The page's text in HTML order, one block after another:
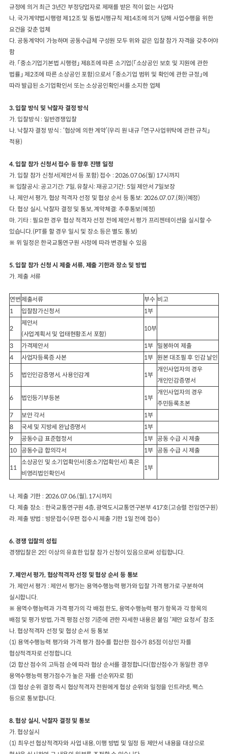
규정에 의거 최근 3년간 부정당업자로 제재를 받은 적이 없는 사업자
나.국가계약법시행령 제12조 및 동법시행규칙 제14조에 의거 당해 사업수행을 위한
요건을 갖춘 업체
다.공동계약이 가능하며 공동수급체 구성원 모두 위와 같은 입찰 참가 자격을 갖추어야
함
라. 「중소기업기본법 시행령 」제8조에 따른 소기업(「소상공인 보호 및 지원에 관한
법률」제2조에 따른 소상공인 포함)으로서 「중소기업 범위 및 확인에 관한 규정 」에
따라 발급된 소기업확인서 또는 소상공인확인서를 소지한 업체
3.입찰 방식 및 낙찰자 결정 방식
가. 입찰방식: 일반경쟁입찰
나. 낙찰자 결정 방식: ‘협상에 의한 계약’(우리 원 내규 「연구사업위탁에 관한 규칙 」
적용)
4.입찰 참가 신청서 접수 등 향후 진행 일정
가. 입찰 참가 신청서(제안서 등 포함)접수 : 2026.07.06(월) 17시까지
※ 입찰공시 :공고기간: 7일,유찰시 :재공고기간: 5일 제안서7일보장
나.제안서 평가, 협상 적격자 선정 및 협상 순서 등 통보: 2026.07.07.(화)(예정)
다.협상 실시, 낙찰자 결정 및 통보, 계약체결: 추후통보(예정)
마. 기타 : 필요한 경우 협상 적격자 선정 전에 제안서 평가 프리젠테이션을 실시할수
있습니다 .(PT를 할 경우 일시 및 장소 등은 별도 통보)
※ 위 일정은 한국교통연구원 사정에 따라 변경될 수 있음
5.입찰 참가 신청 시 제출 서류, 제출 기한과 장소 및 방법
가.제출 서류
연번제출서류 부수 비고
1
입찰참가신청서 1부
2
제안서
(사업계획서 및 업태현황조서 포함)
10부
3 가격제안서 1부
밀봉하여 제출
4
사업자등록증 사본 1부 원본 대조필 후 인감 날인
5 법인인감증명서,사용인감계 1부
개인사업자의 경우
개인인감증명서
6 법인등기부등본 1부
개인사업자의 경우
주민등록초본
7
보안 각서 1부
8
국세 및 지방세 완납증명서 1부
9
공동수급 표준협정서 1부 공동 수급 시 제출
10
공동수급 합의각서 1부 공동 수급 시 제출
11
소상공인 및 소기업확인서 (중소기업확인서)혹은
비영리법인확인서
1부
나.제출 기한: 2026.07.06.(월), 17시까지
다.제출 장소: 한국교통연구원 4층,광역도시교통연구본부 417호(고승렬 전임연구원)
라.제출 방법: 방문접수(우편 접수시 제출 기한 1 일 전에 접수)
6.경쟁 입찰의 성립
경쟁입찰은 2인 이상의 유효한 입찰 참가 신청이 있음으로써 성립합니다.
7.제안서 평가, 협상적격자 선정 및 협상 순서 등 통보
가.제안서 평가 :제안서 평가는 용역수행능력 평가와 입찰 가격 평가로 구분하여
실시합니다.
※ 용역수행능력과 가격 평가의 각 배점 한도, 용역수행능력 평가 항목과 각 항목의
배점 및 평가 방법, 가격 평점 산정 기준에 관한 자세한 내용은 붙임 ‘제안 요청서’ 참조
나.협상적격자 선정 및 협상 순서 등 통보
(1)용역수행능력 평가와 가격 평가 점수를 합산한 점수가85점 이상인 자를
협상적격자로 선정합니다.
(2)합산 점수의 고득점 순에 따라 협상 순서를 결정합니다(합산점수가 동일한 경우
용역수행능력 평가점수가 높은 자를 선순위자로 함)
(3)협상 순위 결정 즉시 협상적격자 전원에게 협상 순위와 일정을 인트라넷, 팩스
등으로 통보합니다
8.협상 실시, 낙찰자 결정 및 통보
가.협상실시
(1)최우선 협상적격자와 사업 내용, 이행 방법 및 일정 등 제안서 내용을 대상으로